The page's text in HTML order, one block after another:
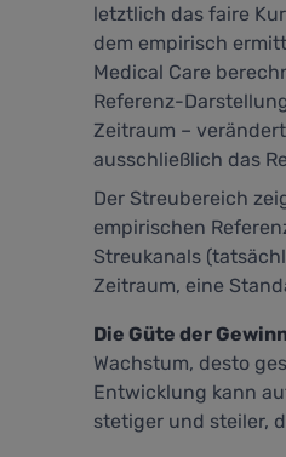
letztlich das faire
dem empirisch
Medical Care
Referenz-
Zeitraum –
ausschließlich das
Der Streubereich
empirischen
Streukanals
Zeitraum, eine
Die Güte der
Wachstum, desto
Entwicklung kann
stetiger und steiler,